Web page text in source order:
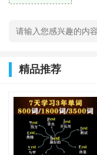
精品推荐